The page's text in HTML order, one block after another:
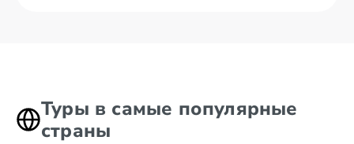
Туры в самые популярные
страны